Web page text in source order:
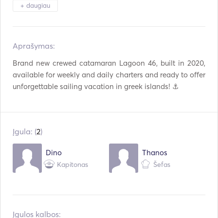
Paplūdimio žaislai
AIS / NAVTEX
Elektrinis inkaras Atšvaitai
Gidai ir žemėlapiai Rankiniai gesintuvai
Radaras
Pakabinamas variklis VHF
+ daugiau
Aprašymas:
Brand new crewed catamaran Lagoon 46, built in 2020,
available for weekly and daily charters and ready to offer
Įgula: (2)
Dino
Kapitonas
Thanos
Šefas
Įgulos kalbos: